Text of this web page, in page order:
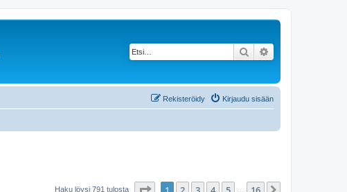
Etsi
Kirjaudu sisään
Rekisteröidy
Haku löysi 791 tulosta Sivu 16